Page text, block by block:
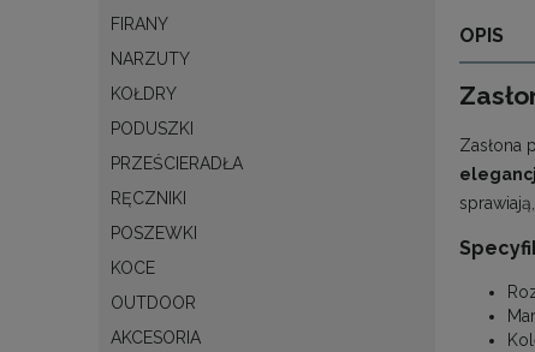
FIRANY
NARZUTY
KOŁDRY
PODUSZKI
PRZEŚCIERADŁA
RĘCZNIKI
POSZEWKI
KOCE
OUTDOOR
AKCESORIA
OPIS
Zasłona